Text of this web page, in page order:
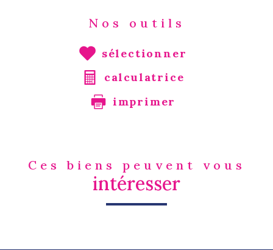
Nos outils
sélectionner
calculatrice
imprimer
Ces biens peuvent vous
intéresser